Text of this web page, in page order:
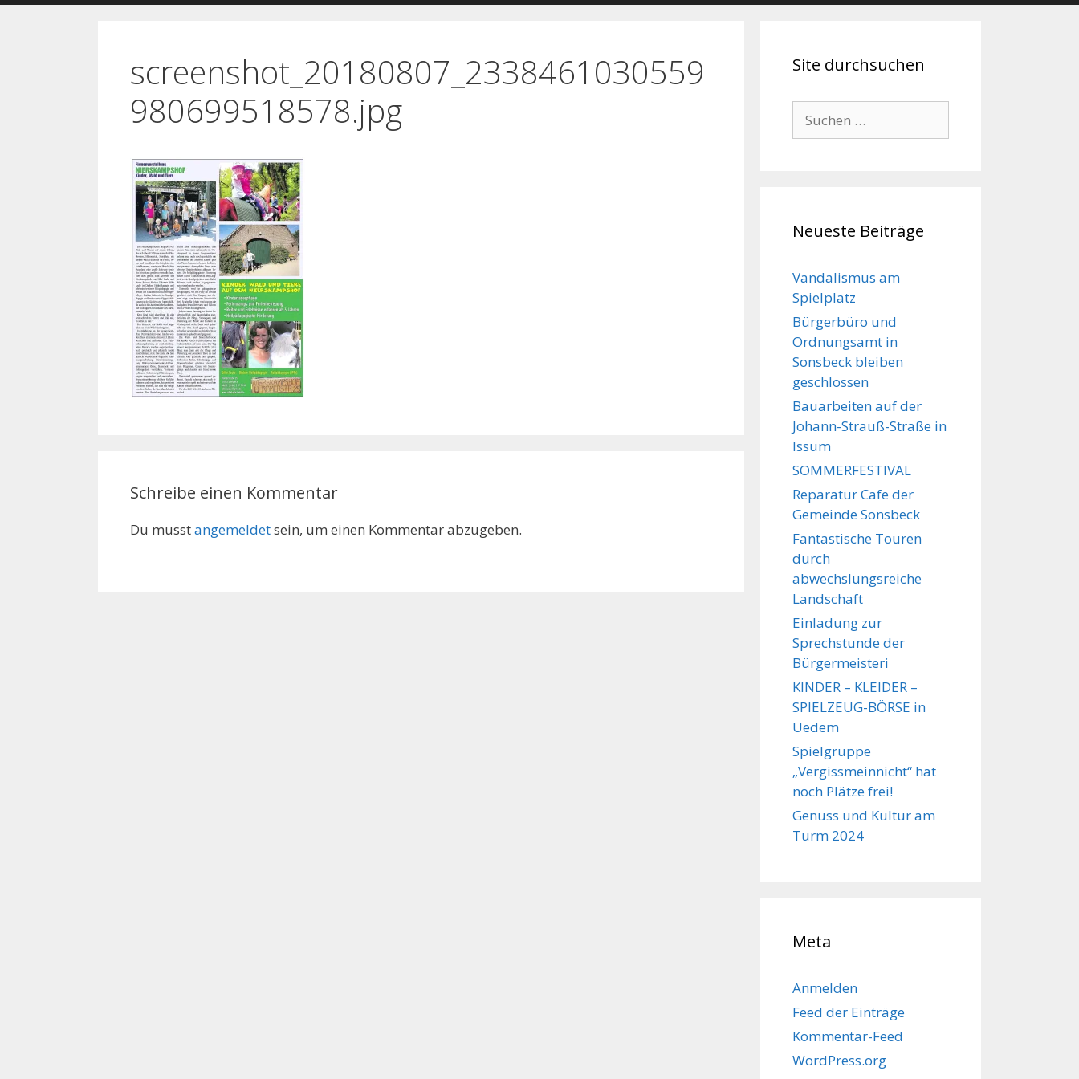
screenshot_20180807_2338461030559
980699518578.jpg
Schreibe einen Kommentar
Du musstangemeldetsein, um einen Kommentar abzugeben.
Site durchsuchen
nach:
Neueste Beiträge
Vandalismus am
Spielplatz
Bürgerbüro und
Ordnungsamt in
Sonsbeck bleiben
geschlossen
Bauarbeiten auf der
Johann-Strauß-Straße in
Issum
SOMMERFESTIVAL
Reparatur Cafe der
Gemeinde Sonsbeck
Fantastische Touren
durch
abwechslungsreiche
Landschaft
Einladung zur
Sprechstunde der
Bürgermeisteri
KINDER – KLEIDER –
SPIELZEUG-BÖRSE in
Uedem
Spielgruppe
„Vergissmeinnicht“ hat
noch Plätze frei!
Genuss und Kultur am
Turm 2024
Meta
Anmelden
Feed der Einträge
Kommentar-Feed
WordPress.org